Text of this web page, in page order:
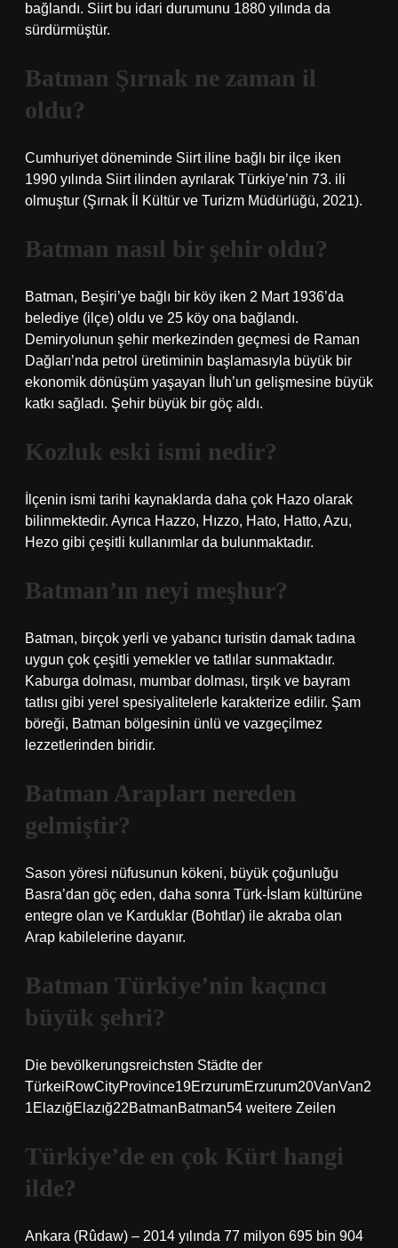
bağlandı. Siirt bu idari durumunu 1880 yılında da
sürdürmüştür.
Batman Şırnak ne zaman il
oldu?
Cumhuriyet döneminde Siirt iline bağlı bir ilçe iken
1990 yılında Siirt ilinden ayrılarak Türkiye’nin 73. ili
olmuştur (Şırnak İl Kültür ve Turizm Müdürlüğü, 2021).
Batman nasıl bir şehir oldu?
Batman, Beşiri’ye bağlı bir köy iken 2 Mart 1936’da
belediye (ilçe) oldu ve 25 köy ona bağlandı.
Demiryolunun şehir merkezinden geçmesi de Raman
Dağları’nda petrol üretiminin başlamasıyla büyük bir
ekonomik dönüşüm yaşayan İluh’un gelişmesine büyük
katkı sağladı. Şehir büyük bir göç aldı.
Kozluk eski ismi nedir?
İlçenin ismi tarihi kaynaklarda daha çok Hazo olarak
bilinmektedir. Ayrıca Hazzo, Hızzo, Hato, Hatto, Azu,
Hezo gibi çeşitli kullanımlar da bulunmaktadır.
Batman’ın neyi meşhur?
Batman, birçok yerli ve yabancı turistin damak tadına
uygun çok çeşitli yemekler ve tatlılar sunmaktadır.
Kaburga dolması, mumbar dolması, tirşık ve bayram
tatlısı gibi yerel spesiyalitelerle karakterize edilir. Şam
böreği, Batman bölgesinin ünlü ve vazgeçilmez
lezzetlerinden biridir.
Batman Arapları nereden
gelmiştir?
Sason yöresi nüfusunun kökeni, büyük çoğunluğu
Basra’dan göç eden, daha sonra Türk-İslam kültürüne
entegre olan ve Karduklar (Bohtlar) ile akraba olan
Arap kabilelerine dayanır.
Batman Türkiye’nin kaçıncı
büyük şehri?
Die bevölkerungsreichsten Städte der
TürkeiRowCityProvince19ErzurumErzurum20VanVan2
1ElazığElazığ22BatmanBatman54 weitere Zeilen
Türkiye’de en çok Kürt hangi
ilde?
Ankara (Rûdaw) – 2014 yılında 77 milyon 695 bin 904